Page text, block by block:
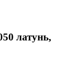
латунь,